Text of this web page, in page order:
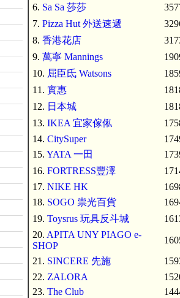
6. Sa Sa 莎莎
7. Pizza Hut 外送速遞
8. 香港花店
9. 萬寧 Mannings
10. 屈臣氐 Watsons
11. 實惠
12. 日本城
13. IKEA 宜家傢俬
14. CitySuper
15. YATA 一田
16. FORTRESS豐澤
17. NIKE HK
18. SOGO 祟光百貨
19. Toysrus 玩具反斗城
20. APITA UNY PIAGO e-
SHOP
21. SINCERE 先施
22. ZALORA
23. The Club